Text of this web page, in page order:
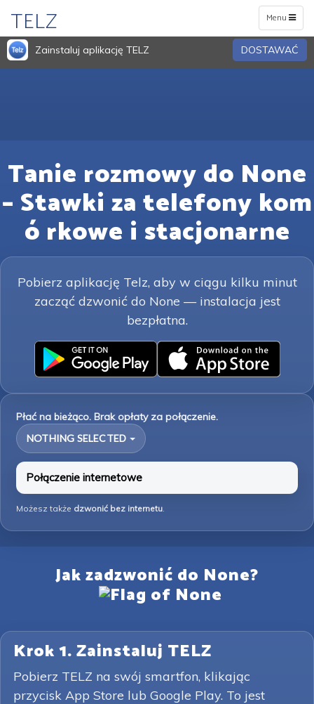
Toggle
navigation
Menu
TELZ
Zainstaluj aplikację TELZ DOSTAWAĆ
Tanie rozmowy do None
– Stawki za telefony kom
ó rkowe i stacjonarne
Pobierz aplikację Telz, aby w ciągu kilku minut
zacząć dzwonić do None — instalacja jest
bezpłatna.
Płać na bieżąco. Brak opłaty za połączenie.
NOTHING SELECTED
Połączenie internetowe
Możesz także dzwonić bez internetu.
Jak zadzwonić do None?
Krok 1. Zainstaluj TELZ
Pobierz TELZ na swój smartfon, klikając
przycisk App Store lub Google Play. To jest